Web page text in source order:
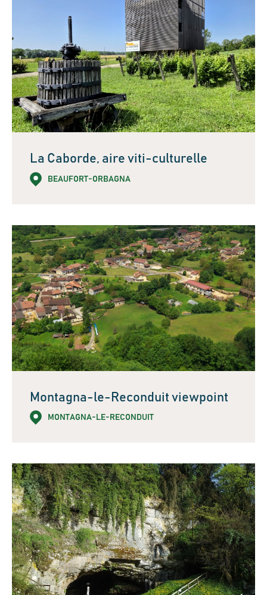
La Caborde, aire viti-culturelle
BEAUFORT-ORBAGNA
Montagna-le-Reconduit viewpoint
MONTAGNA-LE-RECONDUIT